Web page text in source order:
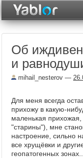
Об
и
mihail_nesterov —
Для меня всегда
прихожу в какую-
маленькая
"старины"), мне
настроение, сильно
все хрущёвки и
геопатогенных зонах...